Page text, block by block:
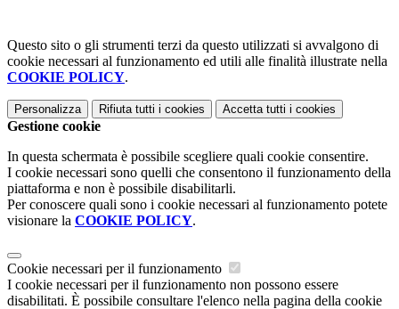
Questo sito o gli strumenti terzi da questo utilizzati si avvalgono di
cookie necessari al funzionamento ed utili alle finalità illustrate nella
COOKIE POLICY.
Personalizza Rifiuta tutti i cookies Accetta tutti i cookies
Gestione cookie
In questa schermata è possibile scegliere quali cookie consentire.
I cookie necessari sono quelli che consentono il funzionamento della
piattaforma e non è possibile disabilitarli.
Per conoscere quali sono i cookie necessari al funzionamento potete
visionare la COOKIE POLICY.
Cookie necessari per il funzionamento
I cookie necessari per il funzionamento non possono essere
disabilitati. È possibile consultare l'elenco nella pagina della cookie